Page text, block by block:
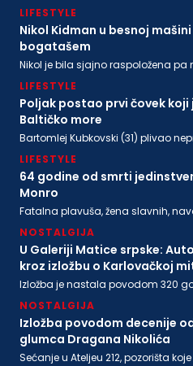
savremenog autorskog izraza
LIFESTYLE
Nikol Kidman u besnoj
bogatašem
Nikol je bila sjajno raspoložena pa
biznismenaMajkla Rajstina (55) koji
viđa u društvu oskarovke
LIFESTYLE
Poljak postao prvi čovek
Baltičko more
Bartomlej Kubkovski (31) plivao
Poljske
LIFESTYLE
64 godine od smrti
Monro
Fatalna plavuša, žena slavnih,
stanu na današnji dan 1962. godine
NOSTALGIJA
U Galeriji Matice srpske:
kroz izložbu o Karlovačkoj
Izložba je nastala povodom 320
Matice srpske
NOSTALGIJA
Izložba povodom decenije
glumca Dragana Nikolića
Sećanje u Ateljeu 212, pozorišta